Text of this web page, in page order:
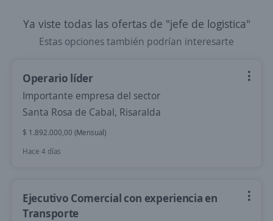
Ya viste todas las ofertas de "jefe de logistica"
Estas opciones también podrían interesarte
Operario líder
Importante empresa del sector
Santa Rosa de Cabal, Risaralda
$ 1.892.000,00 (Mensual)
Hace 4 días
Ejecutivo Comercial con experiencia en
Transporte